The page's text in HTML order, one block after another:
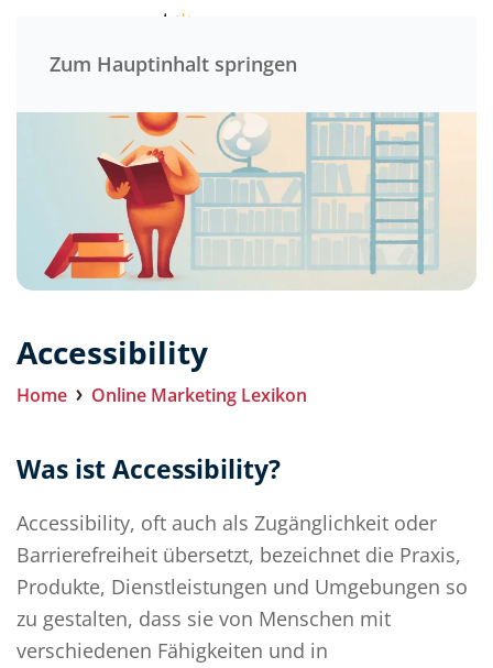
Zum Hauptinhalt springen
Accessibility
Home Online Marketing Lexikon
Was ist Accessibility?
Accessibility, oft auch als Zugänglichkeit oder
Barrierefreiheit übersetzt, bezeichnet die Praxis,
Produkte, Dienstleistungen und Umgebungen so
zu gestalten, dass sie von Menschen mit
verschiedenen Fähigkeiten und in